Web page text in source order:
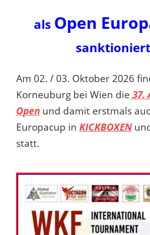
als Open
sanktioniert
Am 02. / 03. Oktober 2026
Korneuburg bei Wien die 37.
Open und damit erstmals
Europacup in KICKBOXEN
statt.